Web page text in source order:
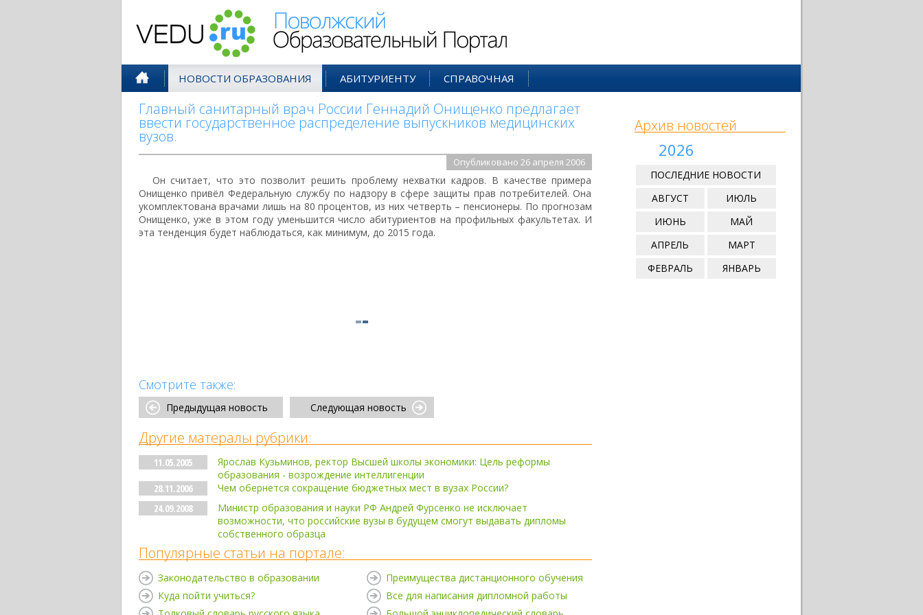
НОВОСТИ ОБРАЗОВАНИЯ АБИТУРИЕНТУ СПРАВОЧНАЯ
Главный санитарный врач России Геннадий Онищенко предлагает
ввести государственное распределение выпускников медицинских
вузов.
Опубликовано 26 апреля 2006
Он считает, что это позволит решить проблему нехватки кадров. В качестве примера
Онищенко привёл Федеральную службу по надзору в сфере защиты прав потребителей. Она
укомплектована врачами лишь на 80 процентов, из них четверть – пенсионеры. По прогнозам
Онищенко, уже в этом году уменьшится число абитуриентов на профильных факультетах. И
эта тенденция будет наблюдаться, как минимум, до 2015 года.
Смотрите также:
Предыдущая новость Следующая новость
Другие матералы рубрики:
11.05.2005
Ярослав Кузьминов, ректор Высшей школы экономики: Цель реформы
образования - возрождение интеллигенции
28.11.2006
Чем обернется сокращение бюджетных мест в вузах России?
24.09.2008
Министр образования и науки РФ Андрей Фурсенко не исключает
возможности, что российские вузы в будущем смогут выдавать дипломы
собственного образца
Популярные статьи на портале:
Законодательство в образовании
Куда пойти учиться?
Преимущества дистанционного обучения
Все для написания дипломной работы
Архив новостей
2026
ПОСЛЕДНИЕ НОВОСТИ
АВГУСТ
ИЮЛЬ
ИЮНЬ
МАЙ
АПРЕЛЬ
МАРТ
ФЕВРАЛЬ
ЯНВАРЬ